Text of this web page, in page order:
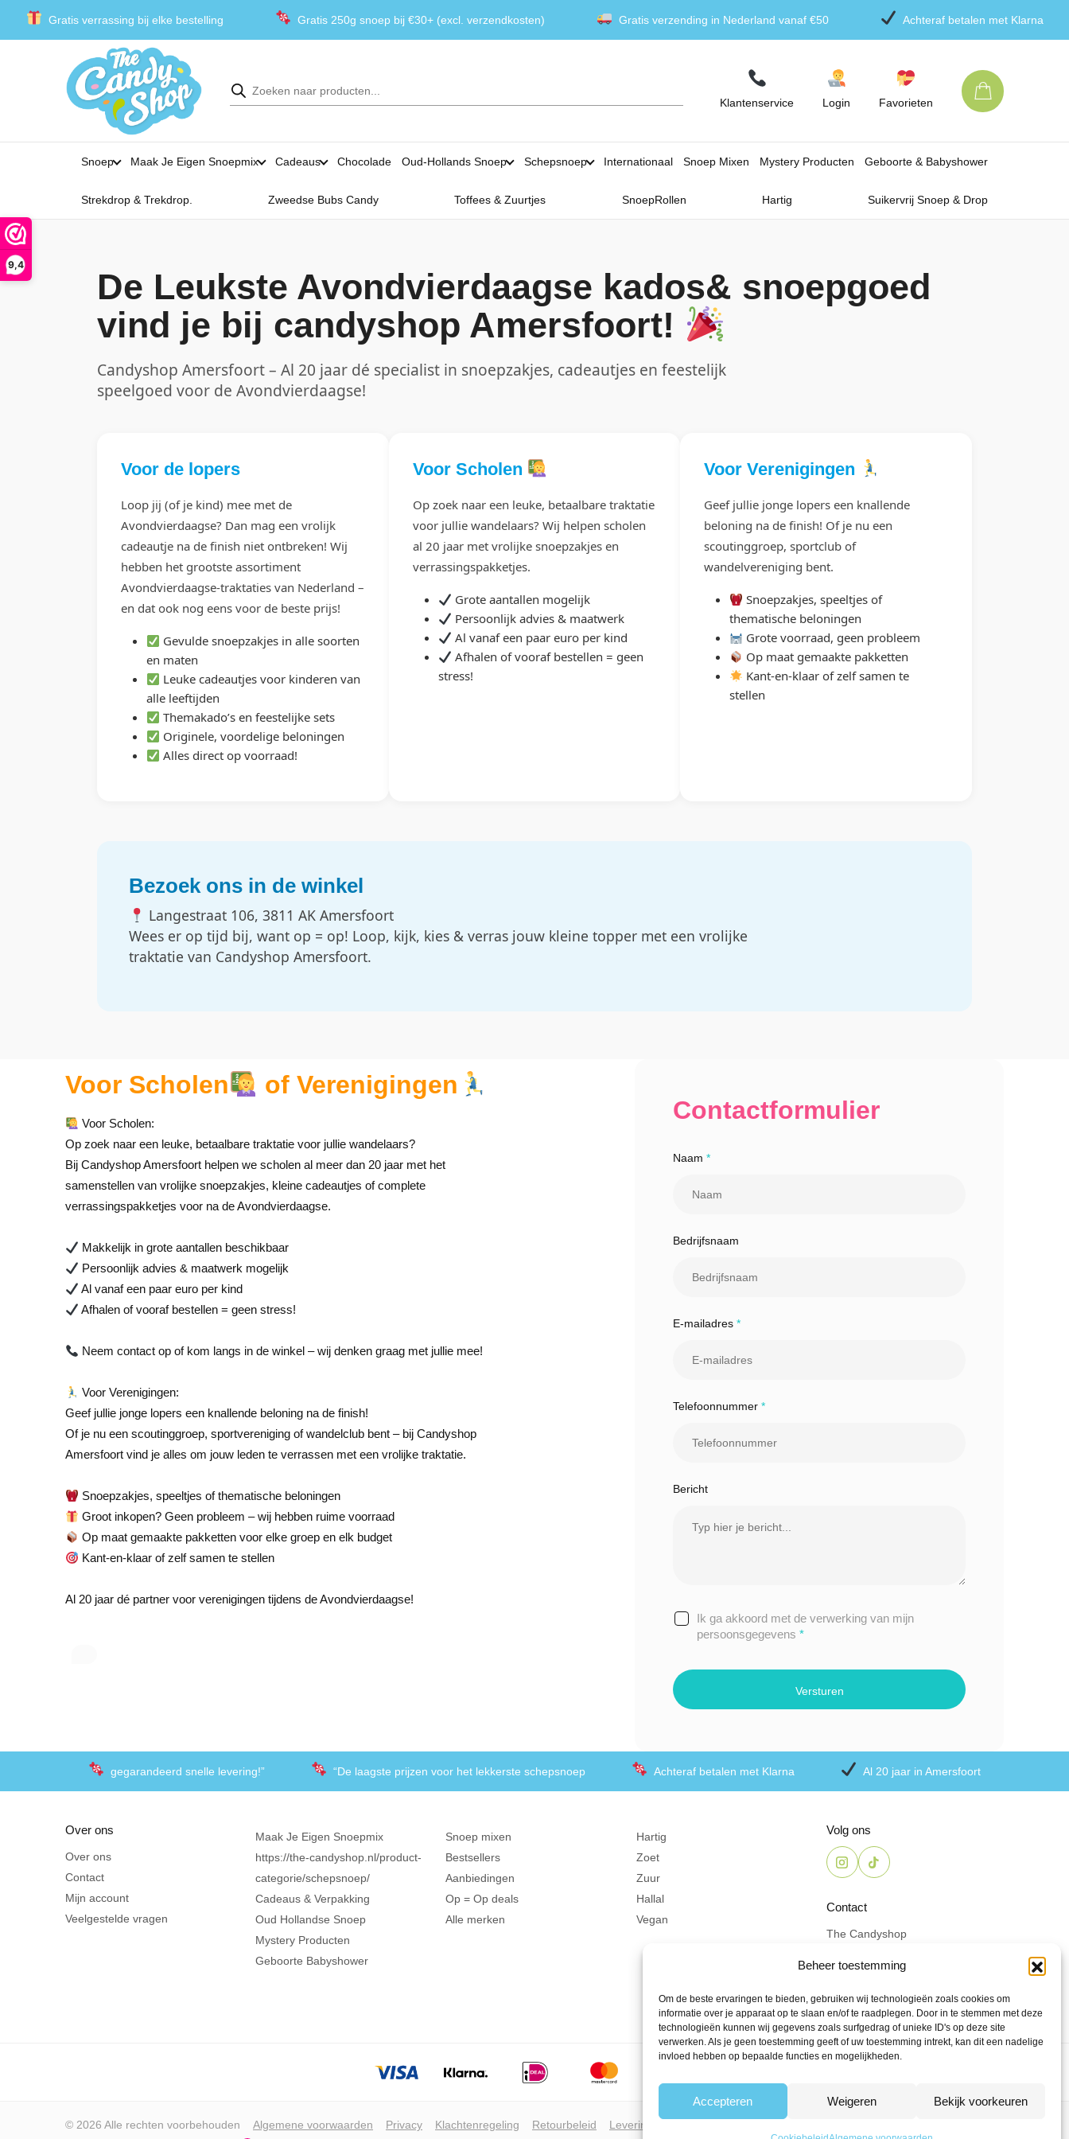
9,4
Beheer toestemming
Om de beste ervaringen te bieden, gebruiken wij technologieën zoals cookies om
informatie over je apparaat op te slaan en/of te raadplegen. Door in te stemmen met deze
technologieën kunnen wij gegevens zoals surfgedrag of unieke ID's op deze site
verwerken. Als je geen toestemming geeft of uw toestemming intrekt, kan dit een nadelige
invloed hebben op bepaalde functies en mogelijkheden.
Accepteren Weigeren Bekijk voorkeuren
Gratis verrassing bij elke bestelling Gratis 250g snoep bij €30+ (excl. verzendkosten) Gratis verzending in Nederland vanaf €50 Achteraf betalen met Klarna
Producten
zoeken
Klantenservice Login Favorieten
Snoep Maak Je Eigen Snoepmix Cadeaus Chocolade Oud-Hollands Snoep Schepsnoep Internationaal Snoep Mixen Mystery Producten Geboorte & Babyshower
Strekdrop & Trekdrop. Zweedse Bubs Candy Toffees & Zuurtjes SnoepRollen Hartig Suikervrij Snoep & Drop
De Leukste Avondvierdaagse kados& snoepgoed
vind je bij candyshop Amersfoort!
Candyshop Amersfoort – Al 20 jaar dé specialist in snoepzakjes, cadeautjes en feestelijk
speelgoed voor de Avondvierdaagse!
Voor de lopers
Loop jij (of je kind) mee met de
Avondvierdaagse? Dan mag een vrolijk
cadeautje na de finish niet ontbreken! Wij
hebben het grootste assortiment
Avondvierdaagse-traktaties van Nederland –
en dat ook nog eens voor de beste prijs!
Gevulde snoepzakjes in alle soorten
en maten
Leuke cadeautjes voor kinderen van
alle leeftijden
Themakado’s en feestelijke sets
Originele, voordelige beloningen
Alles direct op voorraad!
Voor Scholen
Op zoek naar een leuke, betaalbare traktatie
voor jullie wandelaars? Wij helpen scholen
al 20 jaar met vrolijke snoepzakjes en
verrassingspakketjes.
Grote aantallen mogelijk
Persoonlijk advies & maatwerk
Al vanaf een paar euro per kind
Afhalen of vooraf bestellen = geen
stress!
Voor Verenigingen
Geef jullie jonge lopers een knallende
beloning na de finish! Of je nu een
scoutinggroep, sportclub of
wandelvereniging bent.
Snoepzakjes, speeltjes of
thematische beloningen
Grote voorraad, geen probleem
Op maat gemaakte pakketten
Kant-en-klaar of zelf samen te
stellen
Bezoek ons in de winkel
Langestraat 106, 3811 AK Amersfoort
Wees er op tijd bij, want op = op! Loop, kijk, kies & verras jouw kleine topper met een vrolijke
traktatie van Candyshop Amersfoort.
Voor Scholen of Verenigingen
Voor Scholen:
Op zoek naar een leuke, betaalbare traktatie voor jullie wandelaars?
Bij Candyshop Amersfoort helpen we scholen al meer dan 20 jaar met het
samenstellen van vrolijke snoepzakjes, kleine cadeautjes of complete
verrassingspakketjes voor na de Avondvierdaagse.
Makkelijk in grote aantallen beschikbaar
Persoonlijk advies & maatwerk mogelijk
Al vanaf een paar euro per kind
Afhalen of vooraf bestellen = geen stress!
Neem contact op of kom langs in de winkel – wij denken graag met jullie mee!
Voor Verenigingen:
Geef jullie jonge lopers een knallende beloning na de finish!
Of je nu een scoutinggroep, sportvereniging of wandelclub bent – bij Candyshop
Amersfoort vind je alles om jouw leden te verrassen met een vrolijke traktatie.
Snoepzakjes, speeltjes of thematische beloningen
Groot inkopen? Geen probleem – wij hebben ruime voorraad
Op maat gemaakte pakketten voor elke groep en elk budget
Kant-en-klaar of zelf samen te stellen
Al 20 jaar dé partner voor verenigingen tijdens de Avondvierdaagse!
Contactformulier
Naam*
Bedrijfsnaam
E-mailadres*
Telefoonnummer*
Bericht
Ik ga akkoord met de verwerking van mijn
persoonsgegevens*
gegarandeerd snelle levering!” “De laagste prijzen voor het lekkerste schepsnoep Achteraf betalen met Klarna Al 20 jaar in Amersfoort
Over ons
Over ons
Contact
Mijn account
Veelgestelde vragen
Maak Je Eigen Snoepmix
https://the-candyshop.nl/product-
categorie/schepsnoep/
Cadeaus & Verpakking
Oud Hollandse Snoep
Mystery Producten
Geboorte Babyshower
Snoep mixen
Bestsellers
Aanbiedingen
Op = Op deals
Alle merken
Hartig
Zoet
Zuur
Hallal
Vegan
Volg ons
Contact
The Candyshop
Langestraat 106, 3811 AK,
Amersfoort
© 2026 Alle rechten voorbehouden Algemene voorwaarden Privacy Klachtenregeling Retourbeleid Leveringsvoorwaarden